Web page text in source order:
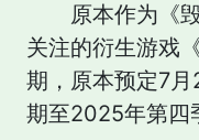
原本作为《
关注的衍生游戏
期，原本预定7
期至2025年第四